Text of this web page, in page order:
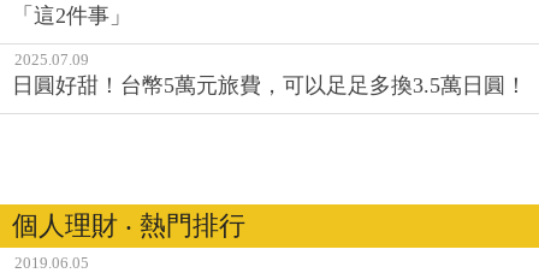
「這2件事」
2025.07.09
日圓好甜！台幣5萬元旅費，可以足足多換3.5萬日圓！
個人理財 ‧ 熱門排行
2019.06.05